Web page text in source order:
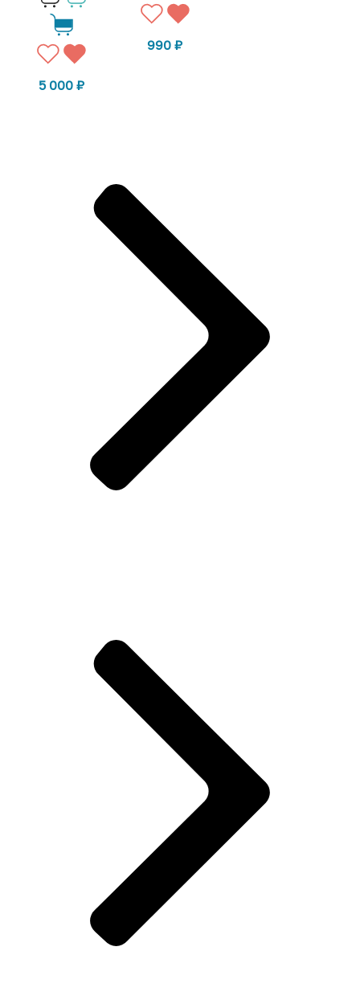
5 000₽
990₽